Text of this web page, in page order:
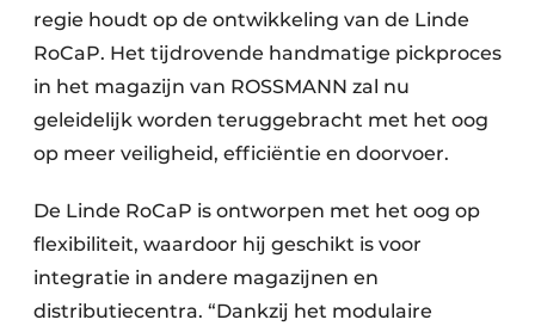
regie houdt op de ontwikkeling van de Linde
RoCaP. Het tijdrovende handmatige pickproces
in het magazijn van ROSSMANN zal nu
geleidelijk worden teruggebracht met het oog
op meer veiligheid, efficiëntie en doorvoer.
De Linde RoCaP is ontworpen met het oog op
flexibiliteit, waardoor hij geschikt is voor
integratie in andere magazijnen en
distributiecentra. “Dankzij het modulaire